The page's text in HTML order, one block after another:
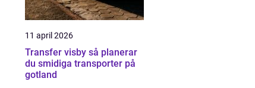
11 april 2026
Transfer visby så planerar
du smidiga transporter på
gotland